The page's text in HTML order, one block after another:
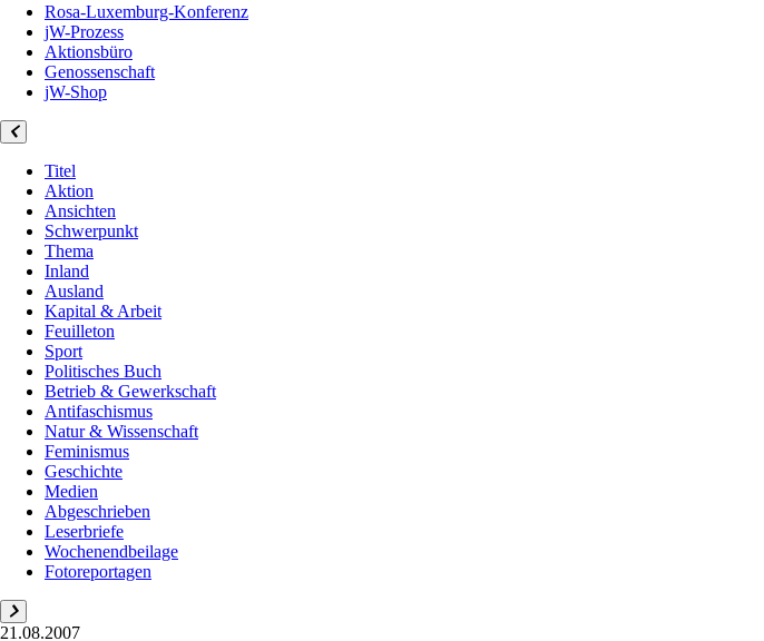
Rosa-Luxemburg-Konferenz
jW-Prozess
Aktionsbüro
Genossenschaft
jW-Shop
Titel
Aktion
Ansichten
Schwerpunkt
Thema
Inland
Ausland
Kapital & Arbeit
Feuilleton
Sport
Politisches Buch
Betrieb & Gewerkschaft
Antifaschismus
Natur & Wissenschaft
Feminismus
Geschichte
Medien
Abgeschrieben
Leserbriefe
Wochenendbeilage
Fotoreportagen
21.08.2007